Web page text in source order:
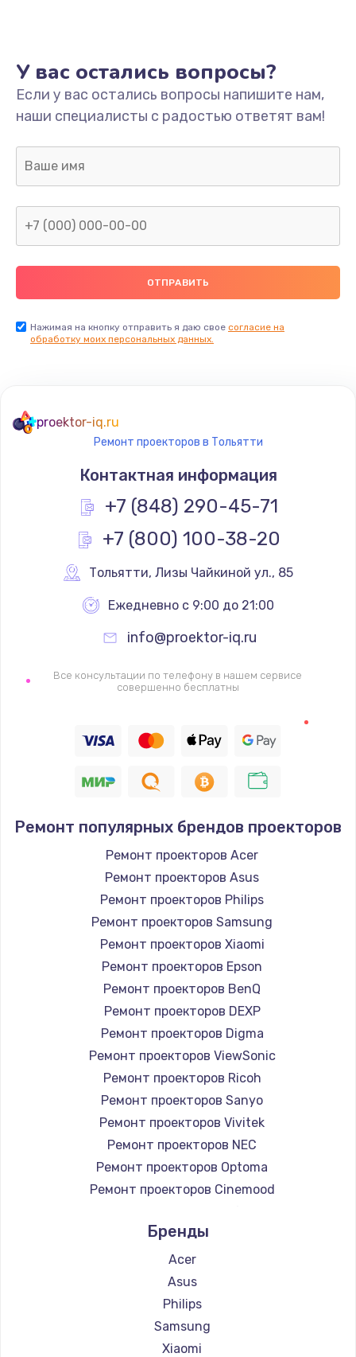
Заказать
Не включается
Нет звука
Не видит флешку
400 руб.
Заказать
Не сопряжается с устройством
900 руб.
Заказать
Помехи и искажение звука
900 руб.
Заказать
Не работает
1400 руб.
880 руб.
Программный ремонт/прошивка
390 руб.
Заказать
Замена Bluetooth/Wi-Fi модуля
800 руб.
Заказать
Замена картридера
890 руб.
Замена микросхемы NFC
1100 руб.
Заказать
Замена шим-контроллера
Заказать
Настройка Wi-Fi
1030 руб.
У вас остались вопросы?
Если у вас остались вопросы напишите нам,
наши специалисты с радостью ответят вам!
Нажимая на кнопку отправить я даю свое согласие на
обработку моих персональных данных.
proektor-iq.ru
Ремонт проекторов в Тольятти
Контактная информация
+7 (848) 290-45-71
+7 (800) 100-38-20
Тольятти, Лизы Чайкиной ул., 85
Ежедневно с 9:00 до 21:00
info@proektor-iq.ru
Все консультации по телефону в нашем сервисе
совершенно бесплатны
Ремонт популярных брендов проекторов
Ремонт проекторов Acer
Ремонт проекторов Asus
Ремонт проекторов Philips
Ремонт проекторов Samsung
Ремонт проекторов Xiaomi
Ремонт проекторов Epson
Ремонт проекторов BenQ
Ремонт проекторов DEXP
Ремонт проекторов Digma
Ремонт проекторов ViewSonic
Ремонт проекторов Ricoh
Ремонт проекторов Sanyo
Ремонт проекторов Vivitek
Ремонт проекторов NEC
Ремонт проекторов Optoma
Ремонт проекторов Cinemood
Ремонт проекторов Barco
Ремонт проекторов Xgimi
Ремонт проекторов Canon
Ремонт проекторов JVC
Ремонт проекторов Casio
Ремонт проекторов Hiper
Бренды
Acer
Asus
Philips
Samsung
Xiaomi